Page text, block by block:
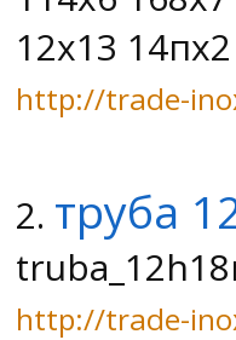
12х13
http://trade-
2. труба
http://trade-